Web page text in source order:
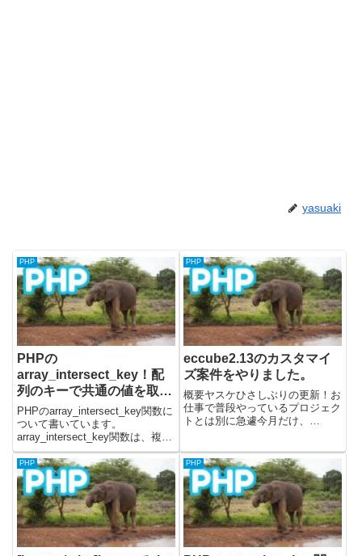
yasuaki
PHP
PHPの
array_intersect_key！配
列のキーで共通の値を取得
する
PHPのarray_intersect_key関数に
ついて書いています。
array_intersect_key関数は、複数
の配列間で共通のキーを持つ要素
を抽出した新しい配列を返しま
す。array_intersect関数が値の共
通性を比較する...
PHP
eccube2.13のカスタマイ
ズ案件をやりました。
概要ヤスケひさしぶりの更新！お
仕事で普段やっているプロジェク
トとは別に急遽今月だけ、
マイズでした。ゴリゴリphpです
ねーいろいろ忘れてたので、勘所
のみをメモ的な感じで残しとき...
PHP PHP